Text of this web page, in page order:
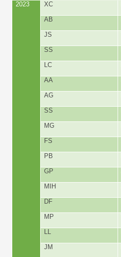
2023
XC
AB
JS
SS
LC
AA
AG
SS
MG
FS
PB
GP
MIH
DF
MP
LL
JM